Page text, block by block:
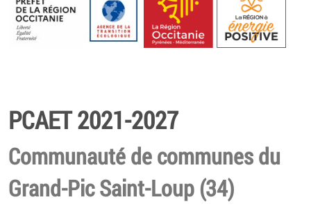
d’Occitanie pour la Transition
Energétique
PCAET 2021-2027
Communauté de communes du
Grand-Pic Saint-Loup (34)